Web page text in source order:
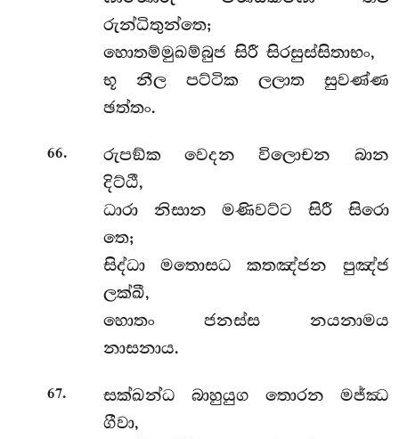
රුන්ධිතුන්තෙ;
හොතම්මුඛම්බුජ සිරී සිරසුස්සිතාභං,
භූ නීල පට්ටික ලලාත සුවණ්ණ
ඡත්තං.
66.
රුපඞ්ක වෙදන විලොචන බාන
දිට්ඨී,
ධාරා නිසාන මණිවට්ට සිරී සිරො
තෙ;
සිද්ධා මතොසධ කතඤ්ජන පුඤ්ජ
ලක්ඛී,
හොතං ජනස්ස නයනාමය
නාසනාය.
67.
සක්ඛන්ධ බාහුයුග තොරන මජ්ඣ
ගීවා,